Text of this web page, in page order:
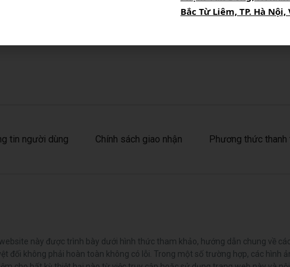
Bằng cách đăng ký, Quý
tin người dùng Chính sách giao nhận Phương thức thanh
này được trình bày dưới hình thức tham khảo, hướng dẫn chung về
đối không phải hoàn toàn không có lỗi. Trong một số trường hợp, các hình
Bắc Từ Liêm, TP. Hà